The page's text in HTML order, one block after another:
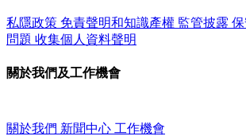
私隱政策 免責聲明和知識產權 監管披露
問題 收集個人資料聲明
關於我們及工作機會
關於我們 新聞中心 工作機會